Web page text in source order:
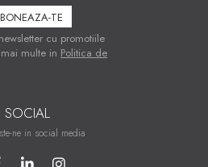
cu promotiile
multe in Politica de
SOCIAL
ne in social media